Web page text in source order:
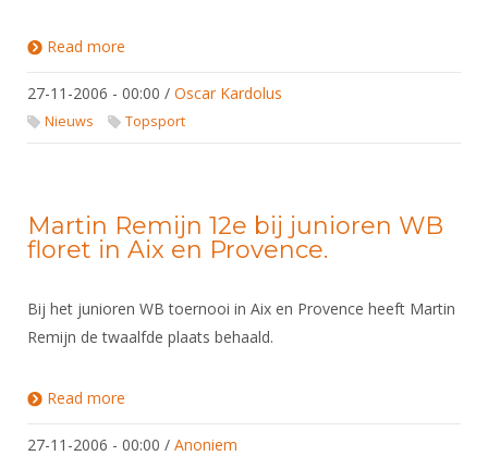
Read more
27-11-2006 - 00:00 / Oscar Kardolus
Nieuws Topsport
Martin Remijn 12e bij junioren WB
floret in Aix en Provence.
Bij het junioren WB toernooi in Aix en Provence heeft Martin
Remijn de twaalfde plaats behaald.
Read more
27-11-2006 - 00:00 / Anoniem